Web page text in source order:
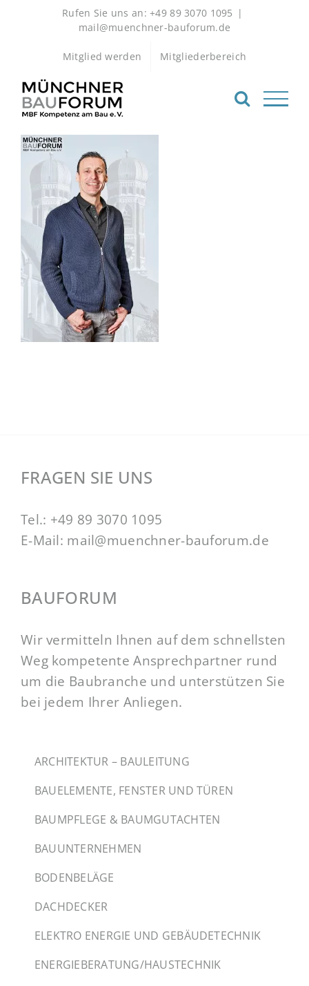
Rufen Sie uns an: +49 89 3070 1095 |
mail@muenchner-bauforum.de
Mitglied werden Mitgliederbereich
FRAGEN SIE UNS
Tel.: +49 89 3070 1095
E-Mail: mail@muenchner-bauforum.de
BAUFORUM
Wir vermitteln Ihnen auf dem schnellsten
Weg kompetente Ansprechpartner rund
um die Baubranche und unterstützen Sie
bei jedem Ihrer Anliegen.
ARCHITEKTUR – BAULEITUNG
BAUELEMENTE, FENSTER UND TÜREN
BAUMPFLEGE & BAUMGUTACHTEN
BAUUNTERNEHMEN
BODENBELÄGE
DACHDECKER
ELEKTRO ENERGIE UND GEBÄUDETECHNIK
ENERGIEBERATUNG/HAUSTECHNIK